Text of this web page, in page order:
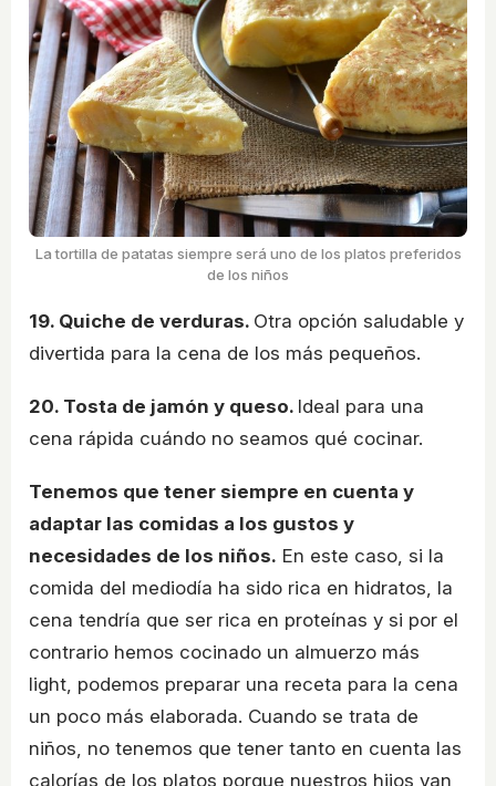
La tortilla de patatas siempre será uno de los platos preferidos
de los niños
19. Quiche de verduras. Otra opción saludable y
divertida para la cena de los más pequeños.
20. Tosta de jamón y queso. Ideal para una
cena rápida cuándo no seamos qué cocinar.
Tenemos que tener siempre en cuenta y
adaptar las comidas a los gustos y
necesidades de los niños. En este caso, si la
comida del mediodía ha sido rica en hidratos, la
cena tendría que ser rica en proteínas y si por el
contrario hemos cocinado un almuerzo más
light, podemos preparar una receta para la cena
un poco más elaborada. Cuando se trata de
niños, no tenemos que tener tanto en cuenta las
calorías de los platos porque nuestros hijos van